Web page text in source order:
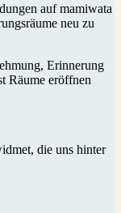
auf mamiwata
neu zu
Erinnerung
Räume eröffnen
die uns hinter